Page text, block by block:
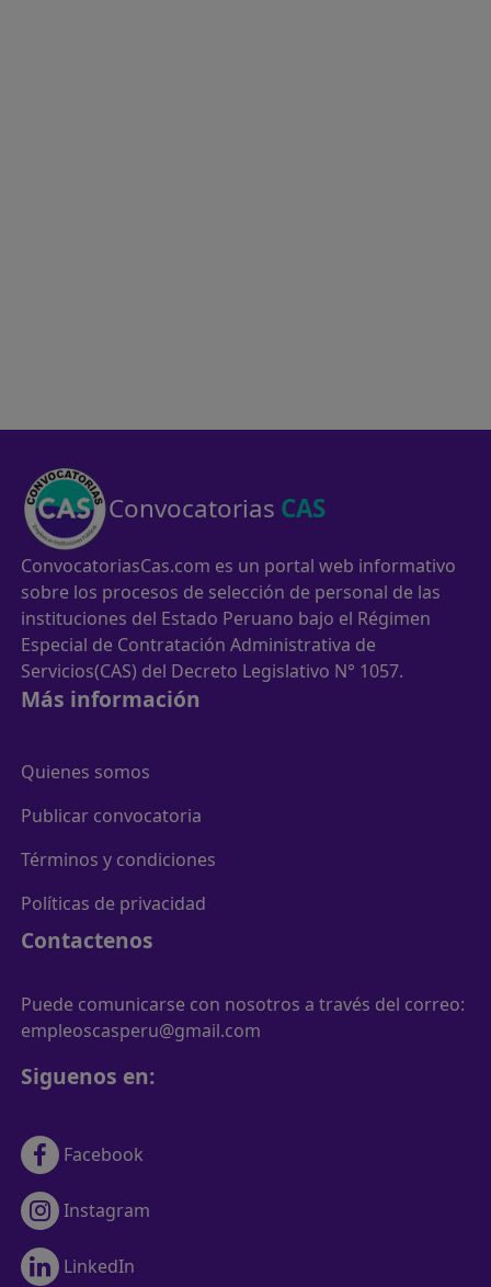
Convocatorias CAS
ConvocatoriasCas.com es un portal web informativo
sobre los procesos de selección de personal de las
instituciones del Estado Peruano bajo el Régimen
Especial de Contratación Administrativa de
Servicios(CAS) del Decreto Legislativo N° 1057.
Más información
Quienes somos
Publicar convocatoria
Términos y condiciones
Políticas de privacidad
Contactenos
Puede comunicarse con nosotros a través del correo:
empleoscasperu@gmail.com
Siguenos en:
Facebook
Instagram
LinkedIn